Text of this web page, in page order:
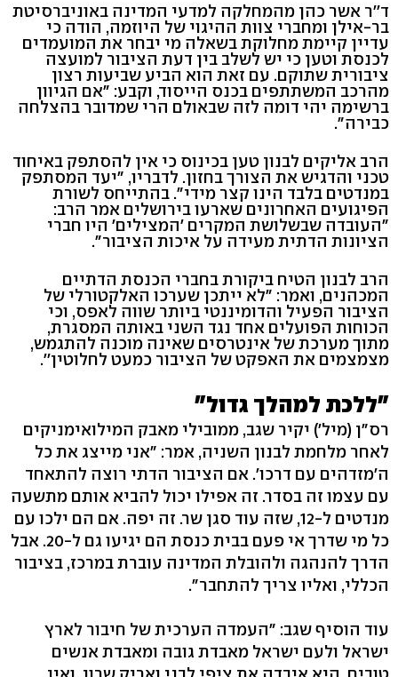
ד''ר אשר כהן מהמחלקה למדעי המדינה באוניברסיטת
בר-אילן ומחברי צוות ההיגוי של היוזמה, הודה כי
עדיין קיימת מחלוקת בשאלה מי יבחר את המועמדים
לכנסת וטען כי יש לשלב בין דעת הציבור למועצה
ציבורית שתוקם. עם זאת הוא הביע שביעות רצון
מהרכב המשתתפים בכנס הייסוד, וקבע: "אם הגיוון
ברשימה יהי דומה לזה שבאולם הרי שמדובר בהצלחה
כבירה".
הרב אליקים לבנון טען בכינוס כי אין להסתפק באיחוד
טכני והדגיש את הצורך בחזון. לדבריו, "יעד המסתפק
במנדטים בלבד הינו קצר מידי". בהתייחס לשורת
הפיגועים האחרונים שארעו בירושלים אמר הרב:
"העובדה שבשלושת המקרים 'המצילים' היו חברי
הציונות הדתית מעידה על איכות הציבור".
הרב לבנון הטיח ביקורת בחברי הכנסת הדתיים
המכהנים, ואמר: "לא ייתכן שערכו האלקטורלי של
הציבור הפעיל והדומיננטי ביותר שווה לאפס, וכי
הכוחות הפועלים אחד נגד השני באותה המסגרת,
מתוך מערכת של אינטרסים שאינה מוכנה להתגמש,
מצמצמים את האפקט של הציבור כמעט לחלוטין''.
"ללכת למהלך גדול"
רס"ן (מיל') יקיר שגב, ממובילי מאבק המילואימניקים
לאחר מלחמת לבנון השניה, אמר: "אני מייצג את כל
ה'מזדהים עם דרכו'. אם הציבור הדתי רוצה להתאחד
עם עצמו זה בסדר. זה אפילו יכול להביא אותם מתשעה
מנדטים ל-12, שזה עוד סגן שר. זה יפה. אם הם ילכו עם
כל מי שדרך אי פעם בבית כנסת הם יגיעו גם ל-20. אבל
הדרך להנהגה ולהובלת המדינה עוברת במרכז, בציבור
הכללי, ואליו צריך להתחבר".
עוד הוסיף שגב: "העמדה הערכית של חיבור לארץ
ישראל ולעם ישראל מאבדת גובה ומאבדת אנשים